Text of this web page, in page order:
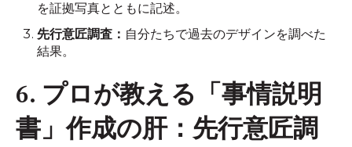
を証拠写真とともに記述。
先行意匠調査： 自分たちで過去のデザインを調べた
結果。
6. プロが教える「事情説明
書」作成の肝：先行意匠調